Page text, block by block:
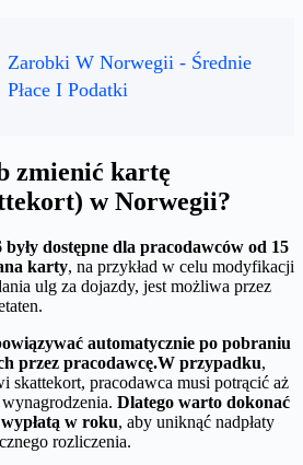
Zarobki W Norwegii - Średnie
Płace I Podatki
zmienić kartę
w Norwegii?
dostępne dla pracodawców od 15
karty, na przykład w celu modyfikacji
ulg za dojazdy, jest możliwa przez
automatycznie po pobraniu
przez pracodawcę.W przypadku,
skattekort, pracodawca musi potrącić aż
Dlatego warto dokonać
w roku, aby uniknąć nadpłaty
rozliczenia.